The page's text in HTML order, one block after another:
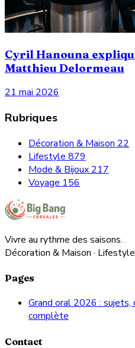
Cyril Hanouna
Matthieu Delormeau
21 mai 2026
Rubriques
Décoration & Maison 22
Lifestyle 879
Mode & Bijoux 217
Voyage 156
Vivre au rythme des saisons.
Décoration & Maison ·
Pages
Grand oral 2026 :
complète
Contact